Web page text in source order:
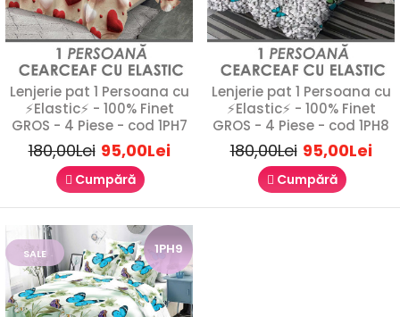
1P4
SALE
Lenjerie pat 1 Persoana cu
⚡Elastic⚡ - 100% Finet
GROS - 4 Piese - cod 1PH7
180,00Lei 95,00Lei
Cumpără
Lenjerie pat 1 Persoana cu
⚡Elastic⚡ - 100% Finet
GROS - 4 Piese - cod 1PH8
180,00Lei 95,00Lei
Cumpără
1PH9
SALE